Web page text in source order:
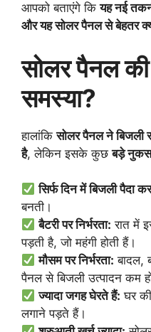
आपको बताएंगे कियह नई
और यह सोलर पैनल से बेहतर
सोलर पैनल की
समस्या?
हालांकिसोलर पैनल ने
है, लेकिन इसके कुछबड़े
सिर्फ दिन में बिजली पैदा
बनती।
बैटरी पर निर्भरता: रात में
पड़ती है, जो महंगी होती हैं।
मौसम पर निर्भरता: बादल,
पैनल से बिजली उत्पादन कम
ज्यादा जगह घेरते हैं: घर
लगाने पड़ते हैं।